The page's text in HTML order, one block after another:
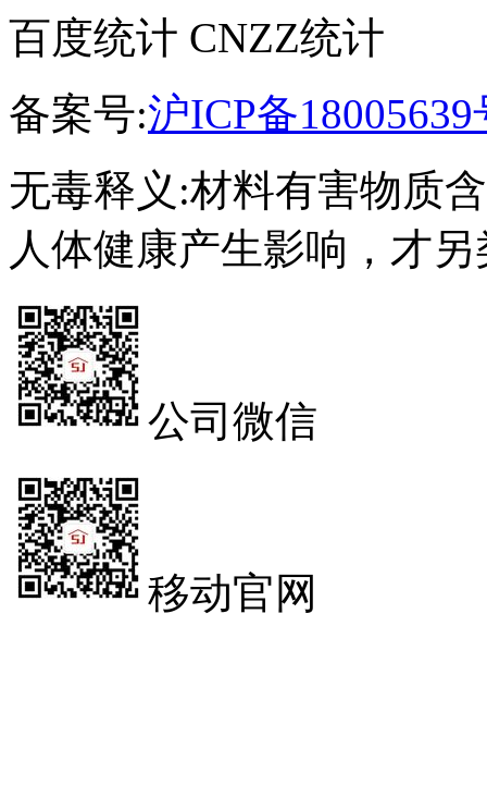
百度统计 CNZZ统计
备案号:沪ICP备18005639
无毒释义:材料有害物质
人体健康产生影响，才
公司微信
移动官网